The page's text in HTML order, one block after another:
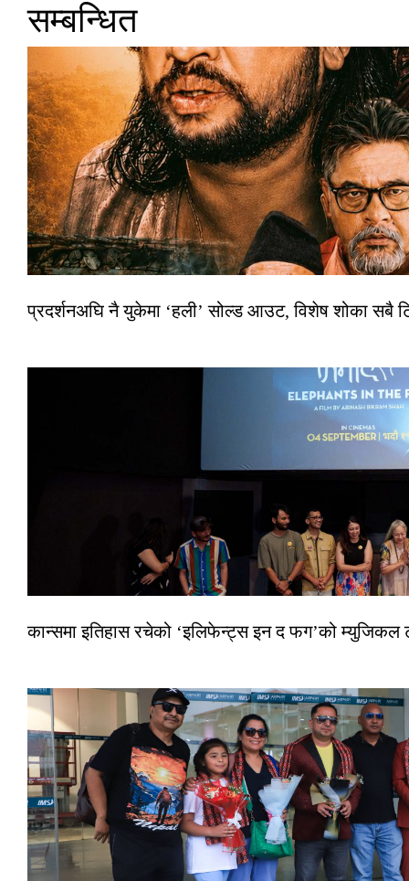
सम्बन्धित
प्रदर्शनअघि नै युकेमा ‘हली’ सोल्ड आउट, विशेष शोका सबै
कान्समा इतिहास रचेको ‘इलिफेन्ट्स इन द फग’को म्युजिकल